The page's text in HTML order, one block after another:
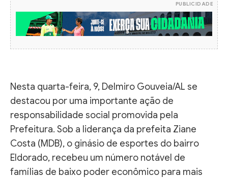
PUBLICIDADE
Nesta quarta-feira, 9, Delmiro Gouveia/AL se
destacou por uma importante ação de
responsabilidade social promovida pela
Prefeitura. Sob a liderança da prefeita Ziane
Costa (MDB), o ginásio de esportes do bairro
Eldorado, recebeu um número notável de
famílias de baixo poder econômico para mais